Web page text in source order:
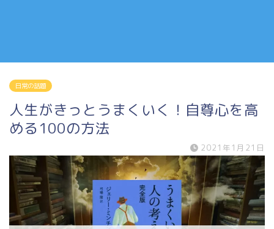
日常の話題
人生がきっとうまくいく！自尊心を高
める100の方法
2021年1月21日